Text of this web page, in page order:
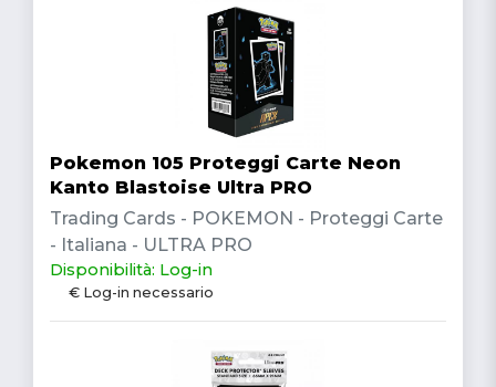
Pokemon 105 Proteggi Carte Neon
Kanto Blastoise Ultra PRO
Trading Cards - POKEMON - Proteggi Carte
- Italiana - ULTRA PRO
Disponibilità: Log-in
€ Log-in necessario